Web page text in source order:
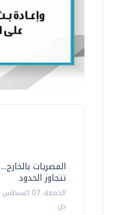
المصريات
تتجاوز الحدود
ص